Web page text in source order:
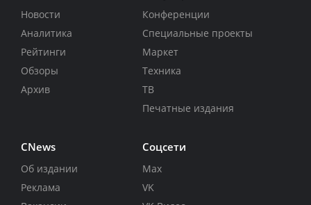
Новости
Аналитика
Рейтинги
Обзоры
Архив
Конференции
Специальные проекты
Маркет
Техника
ТВ
Печатные издания
CNews
Об издании
Реклама
Соцсети
Max
VK